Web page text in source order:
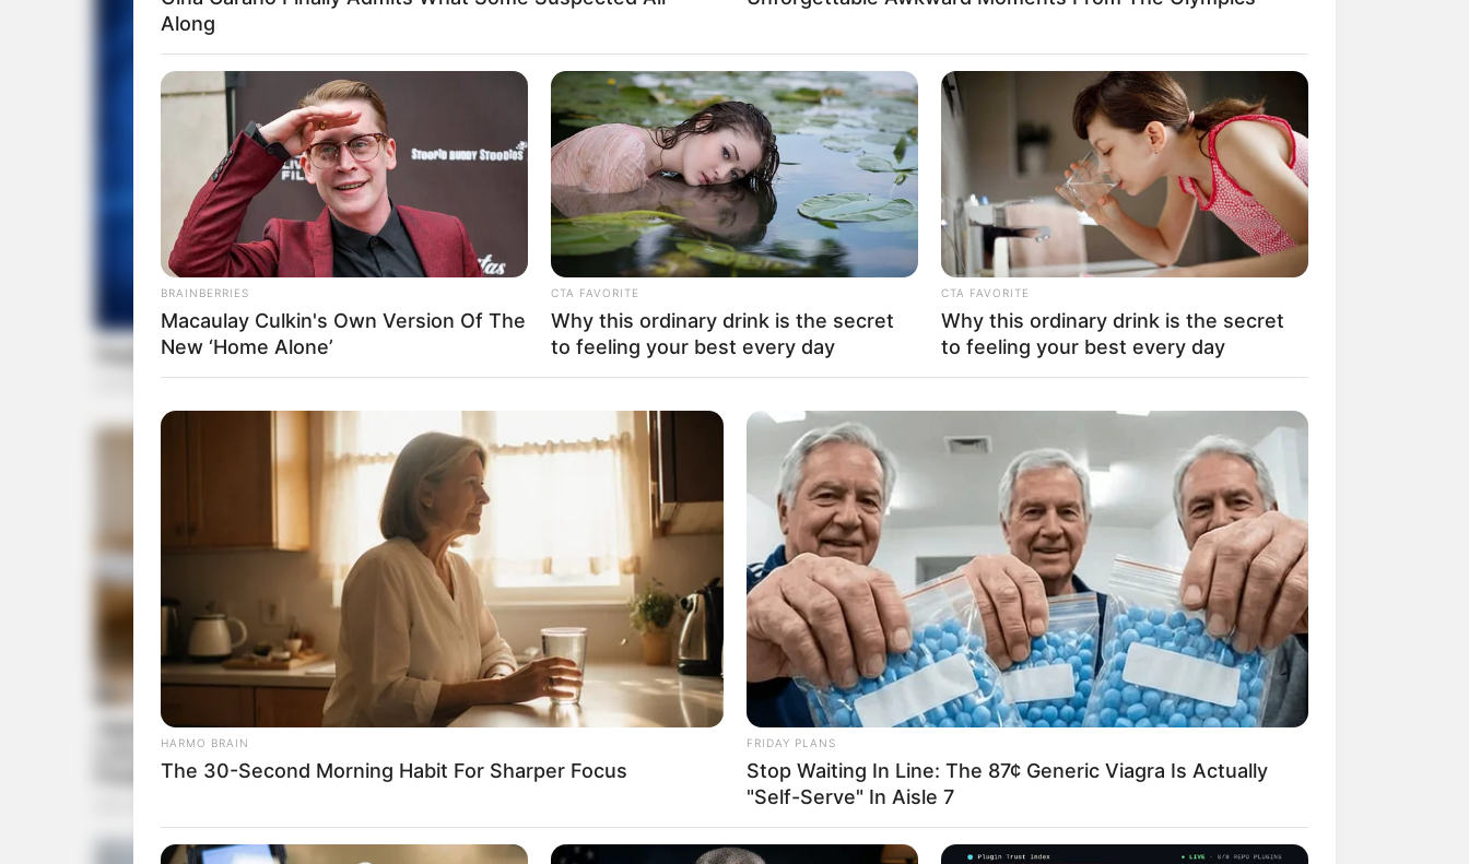
Along
BRAINBERRIES
Macaulay Culkin's Own Version Of The
New ‘Home Alone’
CTA FAVORITE
Why this ordinary drink is the secret
to feeling your best every day
CTA FAVORITE
Why this ordinary drink is the secret
to feeling your best every day
HARMO BRAIN
The 30-Second Morning Habit For Sharper Focus
FRIDAY PLANS
Stop Waiting In Line: The 87¢ Generic Viagra Is Actually
"Self-Serve" In Aisle 7